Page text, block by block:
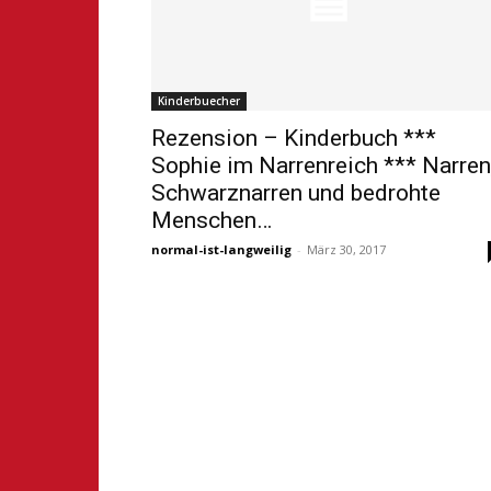
Kinderbuecher
Rezension – Kinderbuch ***
Sophie im Narrenreich ***
Schwarznarren und bedrohte
Menschen…
normal-ist-langweilig - März 30, 2017